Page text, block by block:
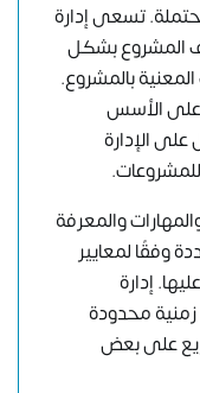
تسعى إدارة
المشروع بشكل
بالمشروع.
على الأسس
الإدارة
للمشروعات.
والمعرفة
وفقًا لمعايير
إدارة
زمنية محدودة
على بعض